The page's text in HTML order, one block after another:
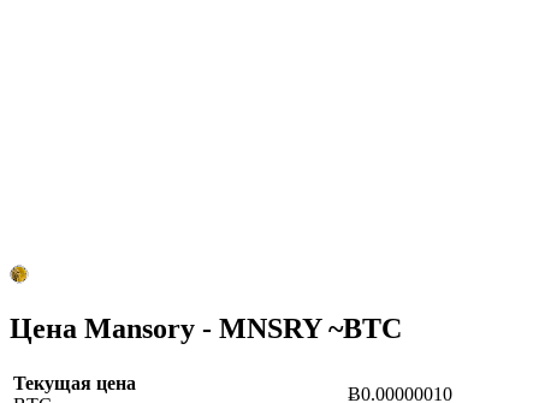
Цена Mansory - MNSRY ~BTC
Текущая цена
Ƀ0.00000010